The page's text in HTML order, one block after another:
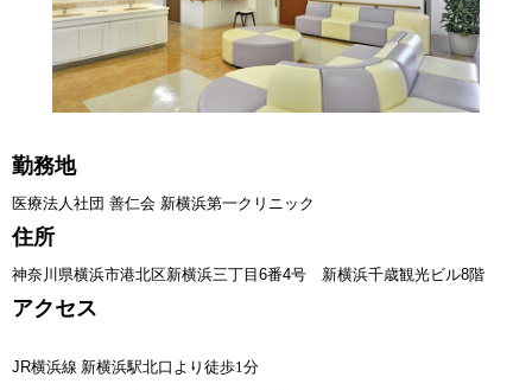
勤務地
医療法人社団 善仁会 新横浜第一クリニック
住所
神奈川県横浜市港北区新横浜三丁目6番4号 新横浜千歳観光ビル8階
アクセス
JR横浜線 新横浜駅北口より徒歩1分